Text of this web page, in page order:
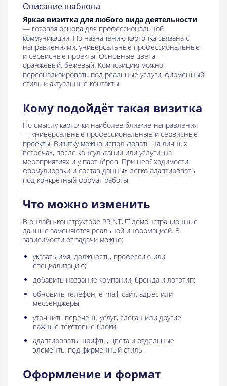
Описание шаблона
Яркая визитка для любого вида деятельности
— готовая основа для профессиональной
коммуникации. По назначению карточка связана с
направлениями: универсальные профессиональные
и сервисные проекты. Основные цвета —
оранжевый, бежевый. Композицию можно
персонализировать под реальные услуги, фирменный
стиль и актуальные контакты.
Кому подойдёт такая визитка
По смыслу карточки наиболее близкие направления
— универсальные профессиональные и сервисные
проекты. Визитку можно использовать на личных
встречах, после консультации или услуги, на
мероприятиях и у партнёров. При необходимости
формулировки и состав данных легко адаптировать
под конкретный формат работы.
Что можно изменить
В онлайн-конструкторе PRINTUT демонстрационные
данные заменяются реальной информацией. В
зависимости от задачи можно:
указать имя, должность, профессию или
специализацию;
добавить название компании, бренда и логотип;
обновить телефон, e-mail, сайт, адрес или
мессенджеры;
уточнить перечень услуг, слоган или другие
важные текстовые блоки;
адаптировать шрифты, цвета и отдельные
элементы под фирменный стиль.
Оформление и формат